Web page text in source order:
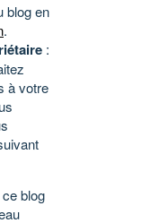
blog en
.
:
à votre
blog